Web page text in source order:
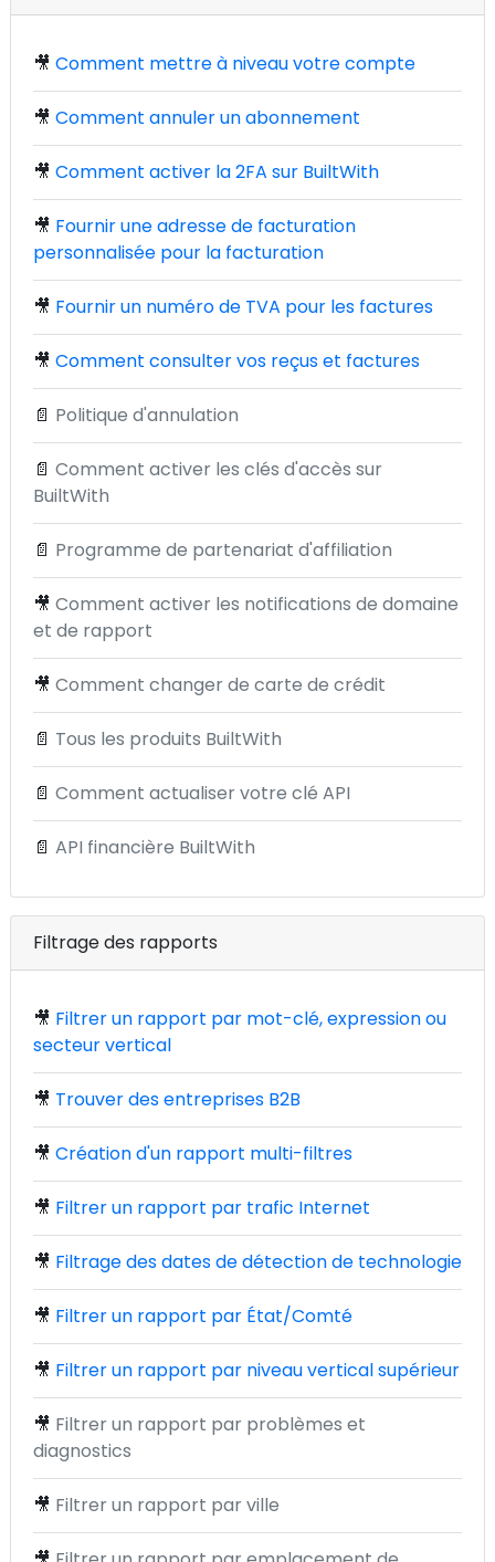
🎥 Comment mettre à niveau votre compte
🎥 Comment annuler un abonnement
🎥 Comment activer la 2FA sur BuiltWith
🎥 Fournir une adresse de facturation
personnalisée pour la facturation
🎥 Fournir un numéro de TVA pour les factures
🎥 Comment consulter vos reçus et factures
📄 Politique d'annulation
📄 Comment activer les clés d'accès sur
BuiltWith
📄 Programme de partenariat d'affiliation
🎥 Comment activer les notifications de domaine
et de rapport
🎥 Comment changer de carte de crédit
📄 Tous les produits BuiltWith
📄 Comment actualiser votre clé API
📄 API financière BuiltWith
Filtrage des rapports
🎥 Filtrer un rapport par mot-clé, expression ou
secteur vertical
🎥 Trouver des entreprises B2B
🎥 Création d'un rapport multi-filtres
🎥 Filtrer un rapport par trafic Internet
🎥 Filtrage des dates de détection de technologie
🎥 Filtrer un rapport par État/Comté
🎥 Filtrer un rapport par niveau vertical supérieur
🎥 Filtrer un rapport par problèmes et
diagnostics
🎥 Filtrer un rapport par ville